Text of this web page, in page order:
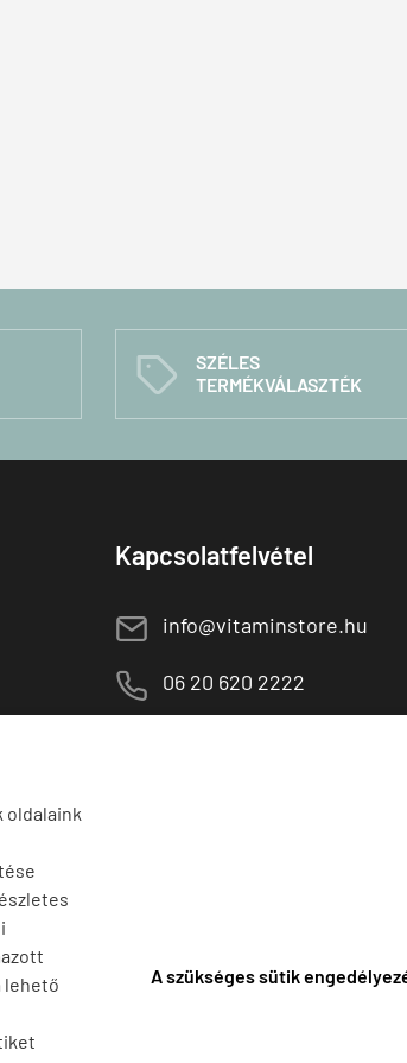
oldalaink
lehető
A szükséges sütik
C
SZÉLES
TERMÉKVÁLASZTÉK
Kapcsolatfelvétel
E info@vitaminstore.hu
M 06 20 620 2222